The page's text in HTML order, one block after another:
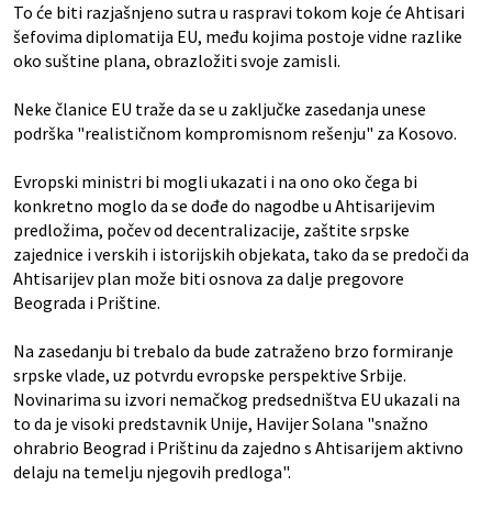
To će biti razjašnjeno sutra u raspravi tokom koje će Ahtisari
šefovima diplomatija EU, među kojima postoje vidne razlike
oko suštine plana, obrazložiti svoje zamisli.
Neke članice EU traže da se u zaključke zasedanja unese
podrška "realističnom kompromisnom rešenju" za Kosovo.
Evropski ministri bi mogli ukazati i na ono oko čega bi
konkretno moglo da se dođe do nagodbe u Ahtisarijevim
predložima, počev od decentralizacije, zaštite srpske
zajednice i verskih i istorijskih objekata, tako da se predoči da
Ahtisarijev plan može biti osnova za dalje pregovore
Beograda i Prištine.
Na zasedanju bi trebalo da bude zatraženo brzo formiranje
srpske vlade, uz potvrdu evropske perspektive Srbije.
Novinarima su izvori nemačkog predsedništva EU ukazali na
to da je visoki predstavnik Unije, Havijer Solana "snažno
ohrabrio Beograd i Prištinu da zajedno s Ahtisarijem aktivno
delaju na temelju njegovih predloga".